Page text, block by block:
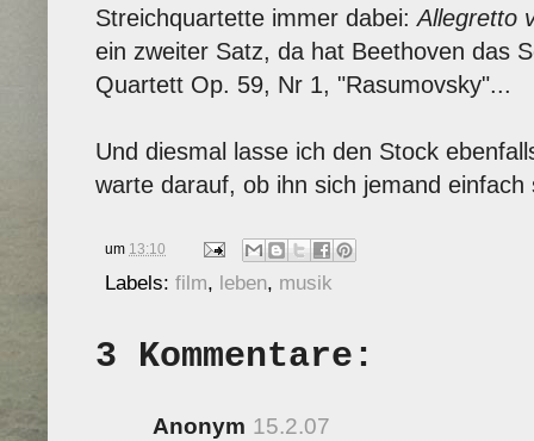
Streichquartette immer dabei:Allegretto
ein zweiter Satz, da hat Beethoven das
Quartett Op. 59, Nr 1, "Rasumovsky"...
Und diesmal lasse ich den Stock
warte darauf, ob ihn sich jemand einfach
um 13:10
Labels: film, leben, musik
3 Kommentare:
Anonym 15.2.07